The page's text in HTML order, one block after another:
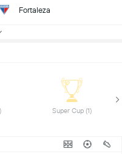
Fortaleza
FA Cup (1)